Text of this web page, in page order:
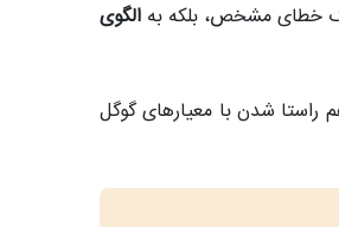
خطای مشخص، بلکه به الگوی
راستا شدن با معیارهای گوگل